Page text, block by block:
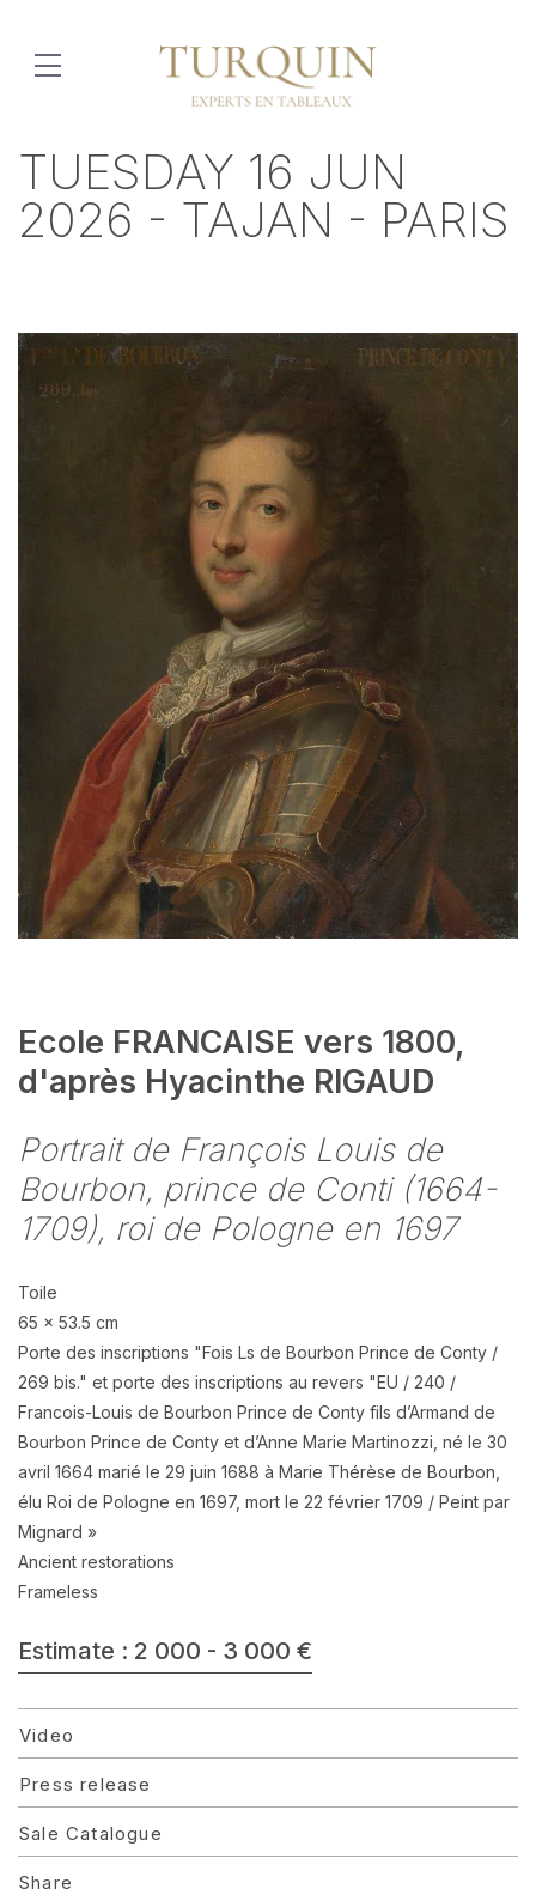
TUESDAY 16 JUN
2026 - TAJAN - PARIS
Ecole FRANCAISE vers 1800,
d'après Hyacinthe RIGAUD
Portrait de François Louis de
Bourbon, prince de Conti (1664-
1709), roi de Pologne en 1697
Toile
65 x 53.5 cm
Porte des inscriptions "Fois Ls de Bourbon Prince de Conty /
269 bis." et porte des inscriptions au revers "EU / 240 /
Francois-Louis de Bourbon Prince de Conty fils d’Armand de
Bourbon Prince de Conty et d’Anne Marie Martinozzi, né le 30
avril 1664 marié le 29 juin 1688 à Marie Thérèse de Bourbon,
élu Roi de Pologne en 1697, mort le 22 février 1709 / Peint par
Mignard »
Ancient restorations
Frameless
Estimate : 2 000 - 3 000 €
Video
Press release
Sale Catalogue
Share